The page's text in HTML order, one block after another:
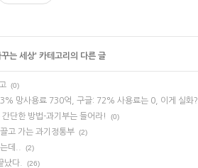
꾸는 세상' 카테고리의 다른 글
(0)
망사용료 730억, 구글: 72% 사용료는 0, 이게 실화?
단한 방법-과기부는 들어라! (0)
고 가는 과기정통부 (2)
데.. (2)
났다. (26)